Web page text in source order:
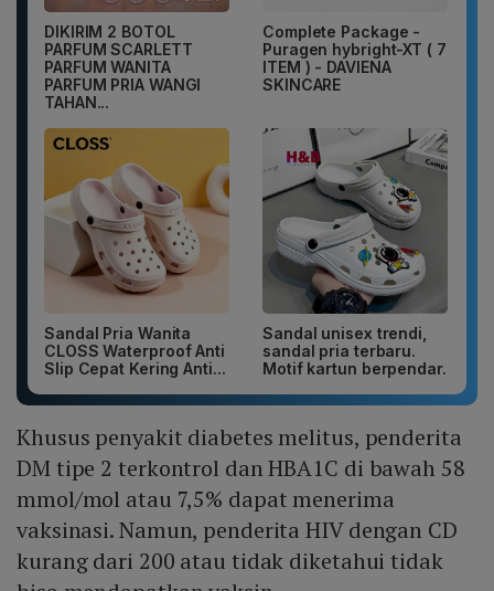
DIKIRIM 2 BOTOL
PARFUM SCARLETT
PARFUM WANITA
PARFUM PRIA WANGI
TAHAN...
Complete Package -
Puragen hybright-XT ( 7
ITEM ) - DAVIENA
SKINCARE
Sandal Pria Wanita
CLOSS Waterproof Anti
Slip Cepat Kering Anti...
Sandal unisex trendi,
sandal pria terbaru.
Motif kartun berpendar.
Khusus penyakit diabetes melitus, penderita
DM tipe 2 terkontrol dan HBA1C di bawah 58
mmol/mol atau 7,5% dapat menerima
vaksinasi. Namun, penderita HIV dengan CD
kurang dari 200 atau tidak diketahui tidak